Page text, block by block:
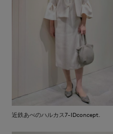
近鉄あべのハルカス7-IDconcept.